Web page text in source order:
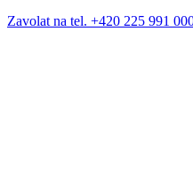
Zavolat na tel. +420 225 991